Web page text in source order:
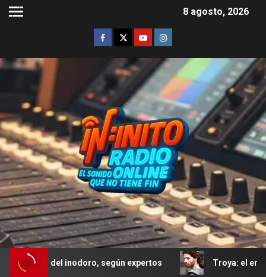
8 agosto, 2026
inodoro, según expertos Troya: el error de Eric